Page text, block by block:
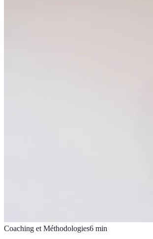
Coaching et Méthodologies6 min